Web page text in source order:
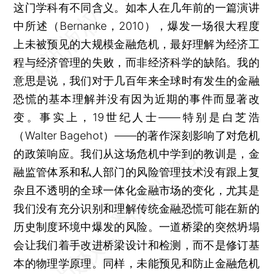
这门学科有不同含义。如本人在几年前的一篇演讲
中所述（Bernanke，2010），爆发一场很大程度
上未被预见的大规模金融危机，最好理解为经济工
程与经济管理的失败，而非经济科学的缺陷。我的
意思是说，我们对于几百年来全球时有发生的金融
恐慌的基本理解并没有因为近期的事件而显著改
变。事实上，19世纪人士——特别是白芝浩
（Walter Bagehot）——的著作深刻影响了对危机
的政策响应。我们从这场危机中学到的教训是，金
融监管体系和私人部门的风险管理技术没有跟上复
杂且不透明的全球一体化金融市场的变化，尤其是
我们没有充分识别和理解传统金融恐慌可能在新的
历史制度环境中爆发的风险。一道桥梁的突然坍塌
会让我们着手改进桥梁设计和检测，而不是修订基
本的物理学原理。同样，未能预见和防止金融危机